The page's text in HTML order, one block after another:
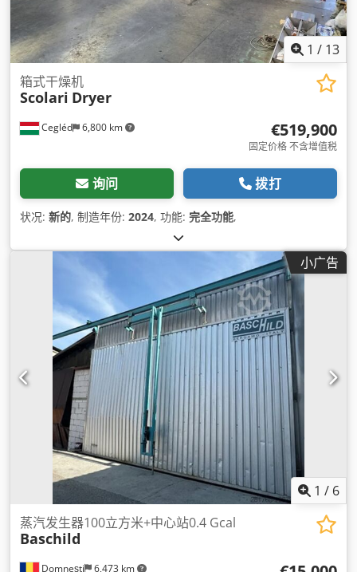
1 / 13
Cegléd 6,800 km
箱式干燥机
Scolari Dryer
€519,900
固定价格 不含增值税
询问 拨打
状况: 新的, 制造年份: 2024, 功能: 完全功能,
小广告
1 / 6
Domnești 6,473 km
蒸汽发生器100立方米+中心站0.4 Gcal
Baschild